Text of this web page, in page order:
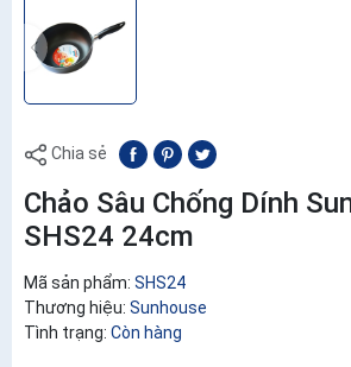
Chia sẻ
Chảo Sâu Chống Dính
SHS24 24cm
Mã sản phẩm: SHS24
Thương hiệu: Sunhouse
Tình trạng: Còn hàng